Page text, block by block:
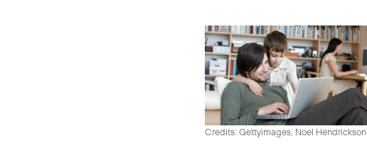
Credits: Gettyimages, Noel Hendrickson